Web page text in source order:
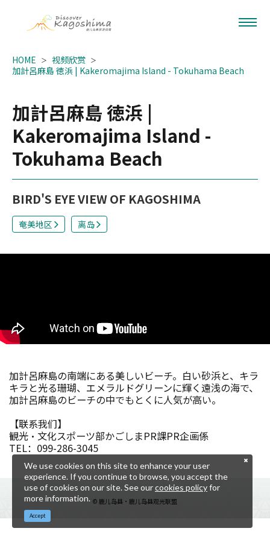
HOME
视频欣赏
加計呂麻島 徳浜 | Kakeromajima Island - Tokuhama Beach
加計呂麻島 徳浜 |
Kakeromajima Island -
Tokuhama Beach
BIRD'S EYE VIEW OF KAGOSHIMA
奄美地区 离岛
加計呂麻島の南端にある美しいビーチ。白い砂浜と、キラ
キラと光る珊瑚、エメラルドグリーンに輝く遠浅の海で、
加計呂麻島のビーチの中でもとくに人気が高い。
【联系我们】
観光・文化スポーツ部かごしまPR課PR企画係
TEL：099-286-3045
© 鹿儿岛县・鹿儿岛县观光联盟
We use cookies on this site to enhance your user
experience. If you continue to browse, you accept the
use of cookies on our site. See ourcookies policyfor
more information.
Accept